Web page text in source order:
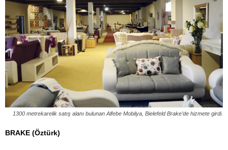
1300 metrekarelik satış alanı bulunan Alfebe Mobilya, Bielefeld Brake’de hizmete girdi.
BRAKE (Öztürk)